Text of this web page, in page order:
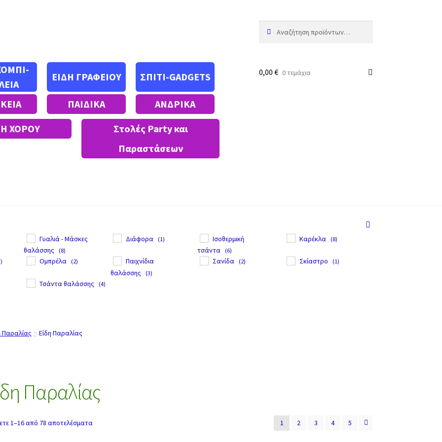
για:
ΕΙΔΗ ΓΡΑΦΕΙΟΥ ΣΠΙΤΙ-GADGETS
ΠΑΙΔΙΚΑ
ΑΝΔΡΙΚΑ
ΧΟΡΟΥ
Στολές Party και
Παραστάσεων
0,00 € 0 τεμάχια
Γυαλιά - Μάσκες
θαλάσσης
(8)
Διάφορα (1)
Ισοθερμική
τσάντα
(6)
Καρέκλα (8)
Ομπρέλα (2)
Παιχνίδια
θαλάσσης
(3)
Σανίδα (2) Σκίαστρο (1)
Τσάντα θαλάσσης (4)
Παραλίας Είδη Παραλίας
Παραλίας
1–16 από 78 αποτελέσματα 1 2 3 4 5